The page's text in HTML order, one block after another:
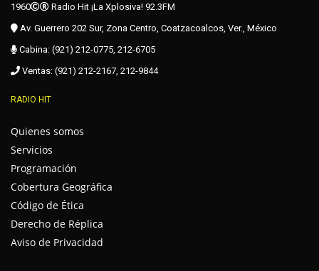
1960
Radio Hit ¡La Xplosiva! 92.3FM
Av. Guerrero 202 Sur, Zona Centro, Coatzacoalcos, Ver., México
Cabina: (921) 212-0775, 212-6705
Ventas: (921) 212-2167, 212-9844
RADIO HIT
Quienes somos
Servicios
Programación
Cobertura Geográfica
Código de Ética
Derecho de Réplica
Aviso de Privacidad